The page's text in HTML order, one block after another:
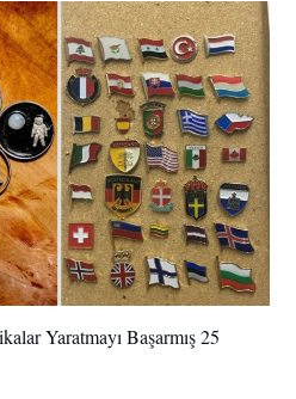
Yaratmayı Başarmış 25